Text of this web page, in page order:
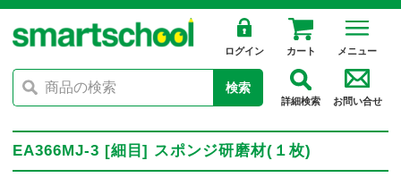
ログイン カート メニュー
検索
詳細検索 お問い合せ
EA366MJ-3 [細目] スポンジ研磨材(１枚)